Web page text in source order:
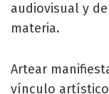
audiovisual y
materia.
Artear
vínculo